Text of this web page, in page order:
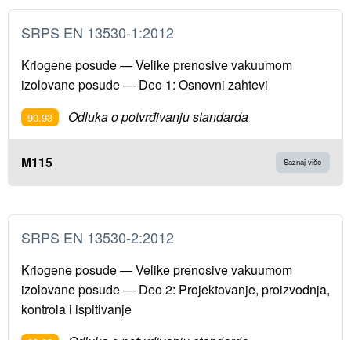
SRPS EN 13530-1:2012
Kriogene posude — Velike prenosive vakuumom
izolovane posude — Deo 1: Osnovni zahtevi
90.93 Odluka o potvrđivanju standarda
M115 Saznaj više
SRPS EN 13530-2:2012
Kriogene posude — Velike prenosive vakuumom
izolovane posude — Deo 2: Projektovanje, proizvodnja,
kontrola i ispitivanje